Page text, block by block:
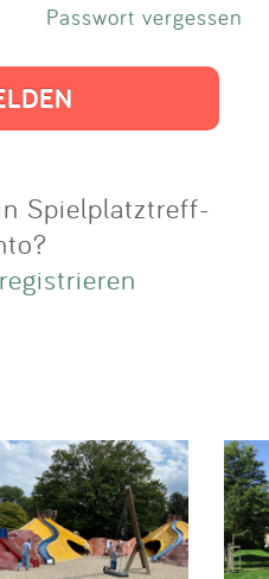
Passwort vergessen
Spielplatztreff-